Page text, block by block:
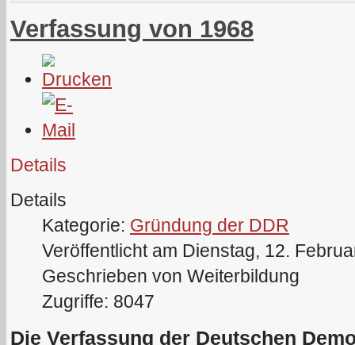
Verfassung von 1968
Details
Details
Kategorie: Gründung der DDR
Veröffentlicht am Dienstag, 12.
Geschrieben von Weiterbildung
Zugriffe: 8047
Die Verfassung der Deutschen